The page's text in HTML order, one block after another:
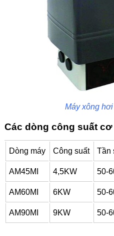
Máy xông
Các dòng công suất cơ
Dòng máy Công suất Tần
AM45MI 4,5KW 50-
AM60MI 6KW 50-
AM90MI 9KW 50-